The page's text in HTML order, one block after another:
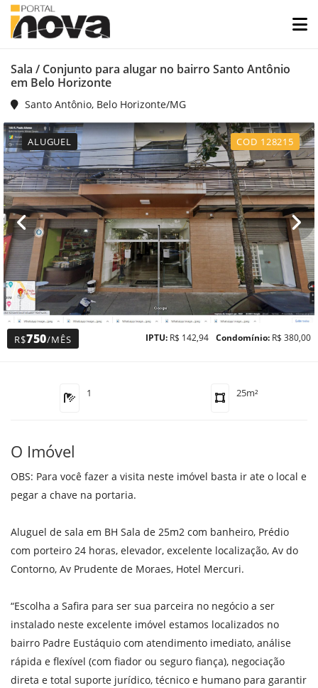
Sala / Conjunto para alugar no bairro Santo Antônio
em Belo Horizonte
Santo Antônio, Belo Horizonte/MG
ALUGUEL COD 128215
R$750/MÊS Condomínio: R$ 380,00
IPTU: R$ 142,94
1 25m²
O Imóvel
OBS: Para você fazer a visita neste imóvel basta ir ate o local e
pegar a chave na portaria.
Aluguel de sala em BH Sala de 25m2 com banheiro, Prédio
com porteiro 24 horas, elevador, excelente localização, Av do
Contorno, Av Prudente de Moraes, Hotel Mercuri.
“Escolha a Safira para ser sua parceira no negócio a ser
instalado neste excelente imóvel estamos localizados no
bairro Padre Eustáquio com atendimento imediato, análise
rápida e flexível (com fiador ou seguro fiança), negociação
direta e total suporte jurídico, técnico e humano para garantir